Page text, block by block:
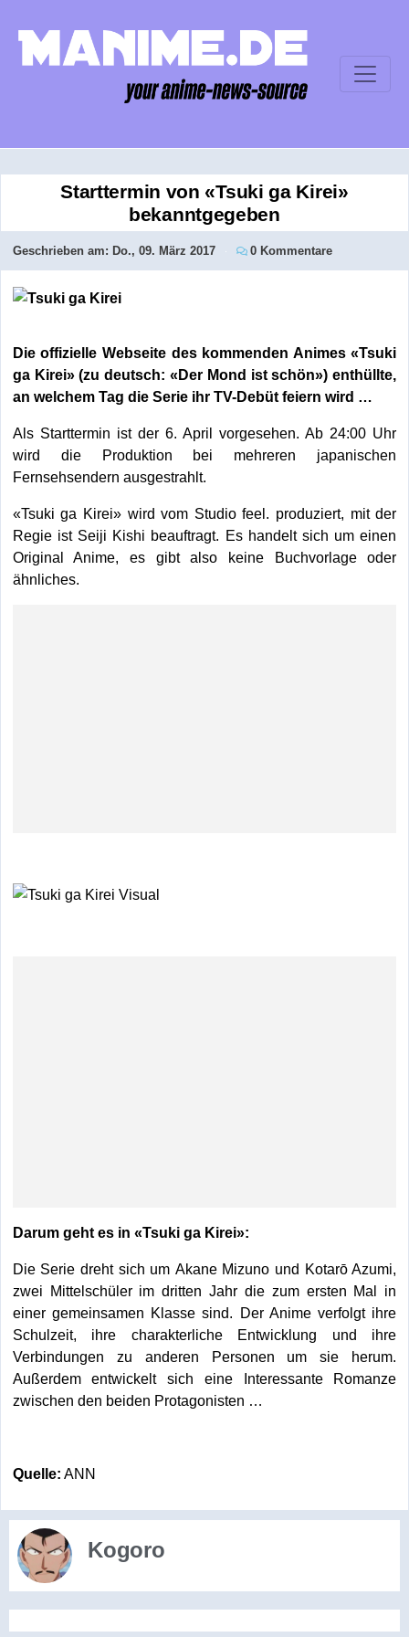
Starttermin von «Tsuki ga Kirei»
bekanntgegeben
Geschrieben am: Do., 09. März 2017 0 Kommentare
Die offizielle Webseite des kommenden Animes «Tsuki
ga Kirei» (zu deutsch: «Der Mond ist schön») enthüllte,
an welchem Tag die Serie ihr TV-Debüt feiern wird …
Als Starttermin ist der 6. April vorgesehen. Ab 24:00 Uhr
wird die Produktion bei mehreren japanischen
Fernsehsendern ausgestrahlt.
«Tsuki ga Kirei» wird vom Studio feel. produziert, mit der
Regie ist Seiji Kishi beauftragt. Es handelt sich um einen
Original Anime, es gibt also keine Buchvorlage oder
ähnliches.
Darum geht es in «Tsuki ga Kirei»:
Die Serie dreht sich um Akane Mizuno und Kotarō Azumi,
zwei Mittelschüler im dritten Jahr die zum ersten Mal in
einer gemeinsamen Klasse sind. Der Anime verfolgt ihre
Schulzeit, ihre charakterliche Entwicklung und ihre
Verbindungen zu anderen Personen um sie herum.
Außerdem entwickelt sich eine Interessante Romanze
zwischen den beiden Protagonisten …
Quelle: ANN
Kogoro